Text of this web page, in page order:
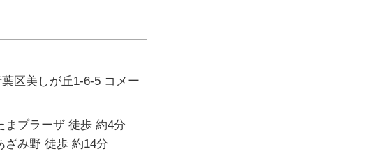
区美しが丘1-6-5 コメー
まプラーザ 徒歩 約4分
ざみ野 徒歩 約14分